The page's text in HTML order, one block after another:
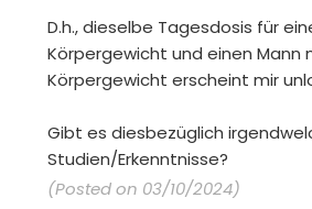
D.h., dieselbe Tagesdosis für
Körpergewicht und einen Mann
Körpergewicht erscheint mir
Gibt es diesbezüglich
Studien/Erkenntnisse?
(Posted on 03/10/2024)